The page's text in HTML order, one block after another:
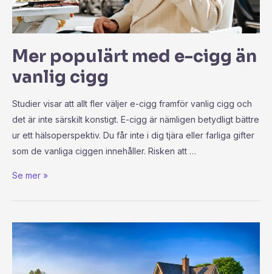
Mer populärt med e-cigg än
vanlig cigg
Studier visar att allt fler väljer e-cigg framför vanlig cigg och
det är inte särskilt konstigt. E-cigg är nämligen betydligt bättre
ur ett hälsoperspektiv. Du får inte i dig tjära eller farliga gifter
som de vanliga ciggen innehåller. Risken att …
Se mer »